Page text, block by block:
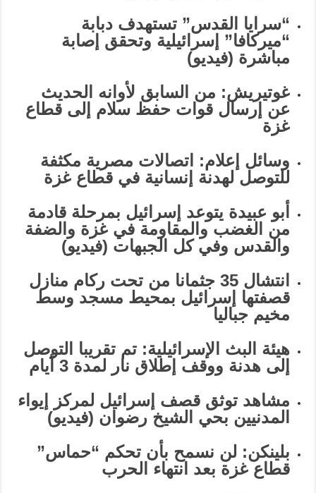
“سرايا القدس” تستهدف دبابة
“ميركافا” إسرائيلية وتحقق إصابة
مباشرة (فيديو)
غوتيريش: من السابق لأوانه الحديث
عن إرسال قوات حفظ سلام إلى قطاع
غزة
وسائل إعلام: اتصالات مصرية مكثفة
للتوصل لهدنة إنسانية في قطاع غزة
أبو عبيدة يتوعد إسرائيل بمرحلة قادمة
من الغضب والمقاومة في غزة والضفة
والقدس وفي كل الجبهات (فيديو)
انتشال 35 جثمانا من تحت ركام منازل
قصفتها إسرائيل بمحيط مسجد وسط
مخيم جباليا
هيئة البث الإسرائيلية: تم تقريبا التوصل
إلى هدنة ووقف إطلاق نار لمدة 3 أيام
مشاهد توثق قصف إسرائيل لمركز إيواء
المدنيين بحي الشيخ رضوان (فيديو)
بلينكن: لن نسمح بأن تحكم “حماس”
قطاع غزة بعد انتهاء الحرب